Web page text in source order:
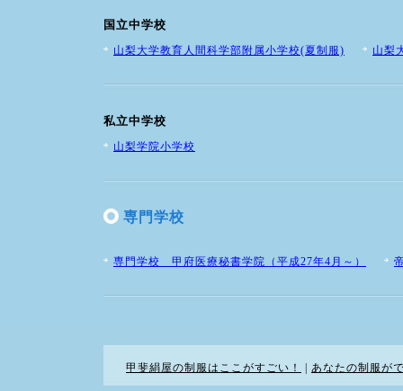
国立中学校
山梨大学教育人間科学部附属小学校(夏制服) 山梨
私立中学校
山梨学院小学校
専門学校
専門学校 甲府医療秘書学院（平成27年4月～）
甲斐絹屋の制服はここがすごい！ あなたの制服が